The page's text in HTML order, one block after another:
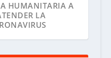
HUMANITARIA A
LA